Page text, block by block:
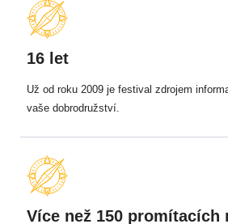
16 let
Už od roku 2009 je festival zdrojem
vaše dobrodružství.
Více než 150 promítacích